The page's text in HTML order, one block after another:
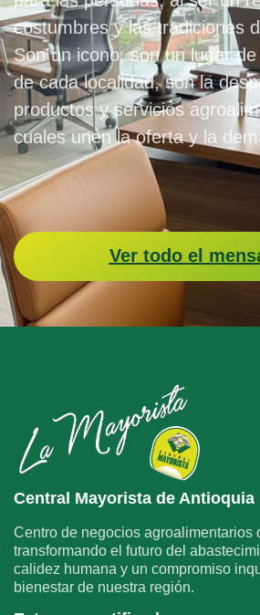
costumbres y las tradiciones
Son un icono, son un lugar
de cada localidad, son la
productos y servicios
cuales unen la oferta y la
Ver todo el
Central Mayorista de Antioquia
Centro de negocios agroalimentarios
transformando el futuro del
calidez humana y un compromiso
bienestar de nuestra región.